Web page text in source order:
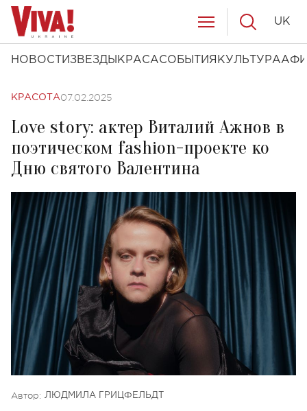
НОВОСТИ ЗВЕЗДЫ КРАСАСОБЫТИЯ КУЛЬТУРА
UK
КРАСОТА07.02.2025
Love story: актер Виталий Ажнов в
поэтическом fashion-проекте ко
Дню святого Валентина
Автор: ЛЮДМИЛА ГРИЦФЕЛЬДТ